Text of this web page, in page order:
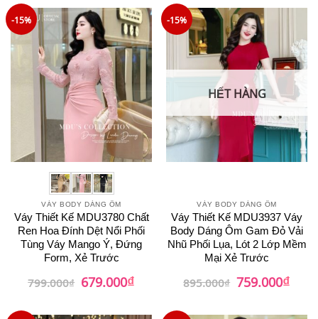
799.000₫.
-15%
VÁY BODY DÁNG ÔM
Váy Thiết Kế MDU3780 Chất
Ren Hoa Đính Dệt Nổi Phối
Tùng Váy Mango Ý, Đứng
Form, Xẻ Trước
799.000₫ Giá
gốc
679.000₫Giá
hiện
-15%
HẾT HÀNG
VÁY BODY DÁNG ÔM
Váy Thiết Kế MDU3937 Váy
Body Dáng Ôm Gam Đỏ Vải
Nhũ Phối Lụa, Lót 2 Lớp Mềm
Mại Xẻ Trước
895.000₫ Giá
gốc
759.000₫Giá
hiện